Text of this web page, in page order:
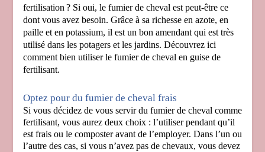
fertilisation ? Si oui, le fumier de cheval est peut-être ce
dont vous avez besoin. Grâce à sa richesse en azote, en
paille et en potassium, il est un bon amendant qui est très
utilisé dans les potagers et les jardins. Découvrez ici
comment bien utiliser le fumier de cheval en guise de
fertilisant.
Optez pour du fumier de cheval frais
Si vous décidez de vous servir du fumier de cheval comme
fertilisant, vous aurez deux choix : l’utiliser pendant qu’il
est frais ou le composter avant de l’employer. Dans l’un ou
l’autre des cas, si vous n’avez pas de chevaux, vous devez